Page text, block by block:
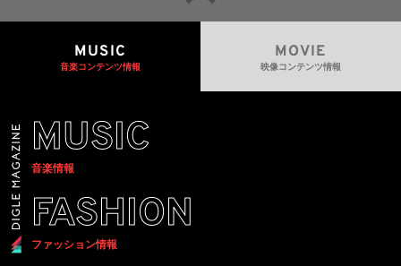
MUSIC
音楽コンテンツ情報
MOVIE
映像コンテンツ情報
MUSIC
音楽情報
FASHION
ファッション情報